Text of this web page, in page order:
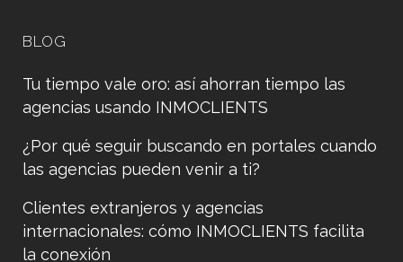
BLOG
Tu tiempo vale oro: así ahorran tiempo las
agencias usando INMOCLIENTS
¿Por qué seguir buscando en portales cuando
las agencias pueden venir a ti?
Clientes extranjeros y agencias
internacionales: cómo INMOCLIENTS facilita
la conexión